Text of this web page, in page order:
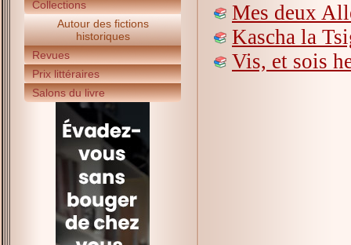
Collections
Autour des fictions
historiques
Revues
Prix littéraires
Salons du livre
Mes deux
Kascha la
Vis, et sois